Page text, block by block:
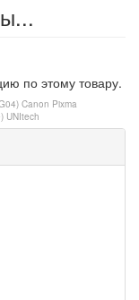
по этому товару.
Canon Pixma
UNItech